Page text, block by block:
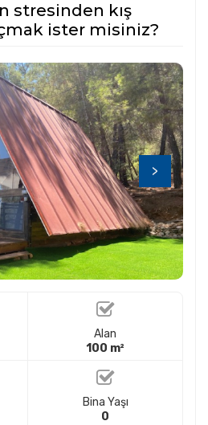
stresinden kış
ister misiniz?
>
Alan
100 m²
Bina Yaşı
0